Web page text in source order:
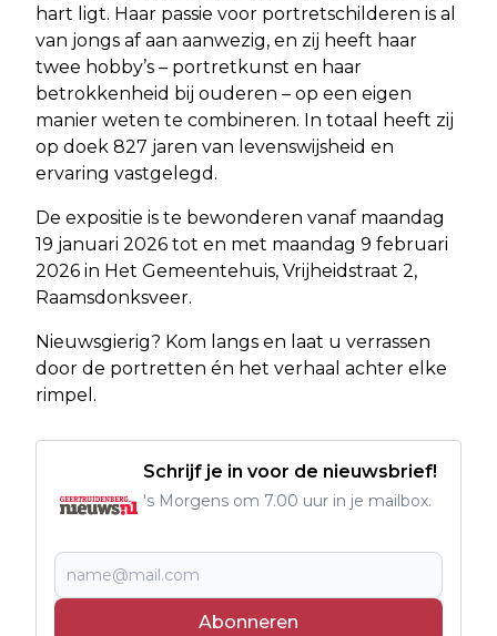
hart ligt. Haar passie voor portretschilderen is al
van jongs af aan aanwezig, en zij heeft haar
twee hobby’s – portretkunst en haar
betrokkenheid bij ouderen – op een eigen
manier weten te combineren. In totaal heeft zij
op doek 827 jaren van levenswijsheid en
ervaring vastgelegd.
De expositie is te bewonderen vanaf maandag
19 januari 2026 tot en met maandag 9 februari
2026 in Het Gemeentehuis, Vrijheidstraat 2,
Raamsdonksveer.
Nieuwsgierig? Kom langs en laat u verrassen
door de portretten én het verhaal achter elke
rimpel.
Schrijf je in voor de nieuwsbrief!
's Morgens om 7.00 uur in je mailbox.
Abonneren